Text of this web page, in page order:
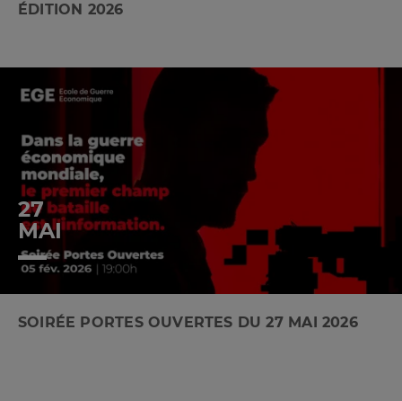
ÉDITION 2026
27
MAI
SOIRÉE PORTES OUVERTES DU 27 MAI 2026